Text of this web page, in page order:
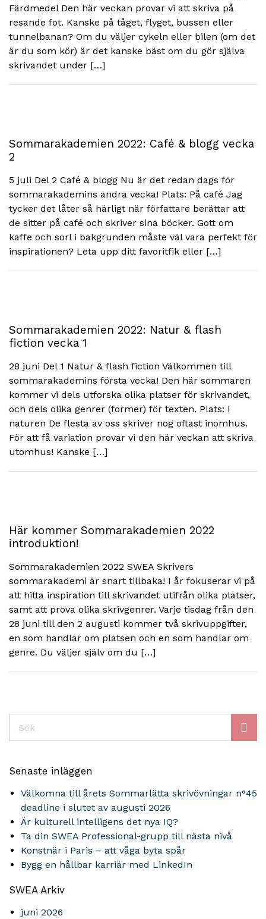
Färdmedel Den här veckan provar vi att skriva på
resande fot. Kanske på tåget, flyget, bussen eller
tunnelbanan? Om du väljer cykeln eller bilen (om det
är du som kör) är det kanske bäst om du gör själva
skrivandet under […]
Sommarakademien 2022: Café & blogg vecka
2
5 juli Del 2 Café & blogg Nu är det redan dags för
sommarakademins andra vecka! Plats: På café Jag
tycker det låter så härligt när författare berättar att
de sitter på café och skriver sina böcker. Gott om
kaffe och sorl i bakgrunden måste väl vara perfekt för
inspirationen? Leta upp ditt favoritfik eller […]
Sommarakademien 2022: Natur & flash
fiction vecka 1
28 juni Del 1 Natur & flash fiction Välkommen till
sommarakademins första vecka! Den här sommaren
kommer vi dels utforska olika platser för skrivandet,
och dels olika genrer (former) för texten. Plats: I
naturen De flesta av oss skriver nog oftast inomhus.
För att få variation provar vi den här veckan att skriva
utomhus! Kanske […]
Här kommer Sommarakademien 2022
introduktion!
Sommarakademien 2022 SWEA Skrivers
sommarakademi är snart tillbaka! I år fokuserar vi på
att hitta inspiration till skrivandet utifrån olika platser,
samt att prova olika skrivgenrer. Varje tisdag från den
28 juni till den 2 augusti kommer två skrivuppgifter,
en som handlar om platsen och en som handlar om
genre. Du väljer själv om du […]
Senaste inläggen
Välkomna till årets Sommarlätta skrivövningar n°45
deadline i slutet av augusti 2026
Är kulturell intelligens det nya IQ?
Ta din SWEA Professional-grupp till nästa nivå
Konstnär i Paris – att våga byta spår
Bygg en hållbar karriär med LinkedIn
SWEA Arkiv
juni 2026